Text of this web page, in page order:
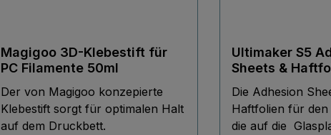
Magigoo 3D-Klebestift für
PC Filamente 50ml
Der von Magigoo konzepierte
Klebestift sorgt für optimalen Halt
auf dem Druckbett.
Ultimaker S5
Sheets &
Die Adhesion
Haftfolien für den
die auf die